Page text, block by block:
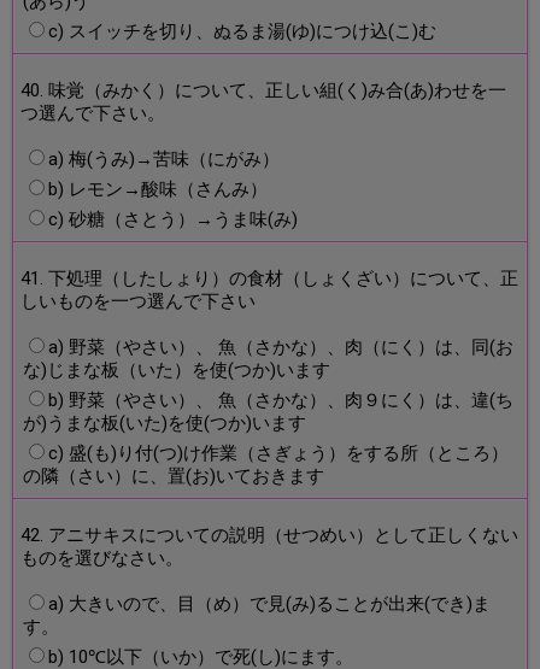
c) スイッチを切り、ぬるま湯(ゆ)につけ込(こ)む
40. 味覚（みかく）について、正しい組(く)み合(あ)わせを一
つ選んで下さい。
a) 梅(うみ)→苦味（にがみ）
b) レモン→酸味（さんみ）
c) 砂糖（さとう）→うま味(み)
41. 下処理（したしょり）の食材（しょくざい）について、正
しいものを一つ選んで下さい
a) 野菜（やさい）、 魚（さかな）、肉（にく）は、同(お
な)じまな板（いた）を使(つか)います
b) 野菜（やさい）、 魚（さかな）、肉９にく）は、違(ち
が)うまな板(いた)を使(つか)います
c) 盛(も)り付(つ)け作業（さぎょう）をする所（ところ）
の隣（さい）に、置(お)いておきます
42. アニサキスについての説明（せつめい）として正しくない
ものを選びなさい。
a) 大きいので、目（め）で見(み)ることが出来(でき)ま
す。
b) 10℃以下（いか）で死(し)にます。